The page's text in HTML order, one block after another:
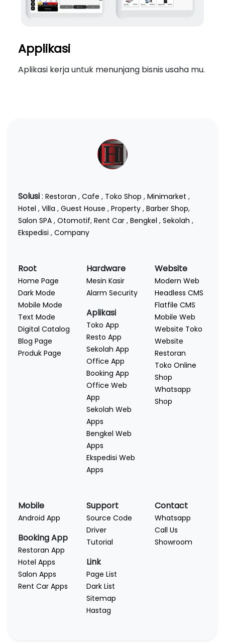
Applikasi
Aplikasi kerja untuk menunjang bisnis usaha mu.
Solusi: Restoran , Cafe , Toko Shop , Minimarket ,
Hotel , Villa , Guest House , Property , Barber Shop,
Salon SPA , Otomotif, Rent Car , Bengkel , Sekolah ,
Ekspedisi , Company
Root
Home Page
Dark Mode
Mobile Mode
Text Mode
Digital Catalog
Blog Page
Produk Page
Hardware
Mesin Kasir
Alarm Security
Aplikasi
Toko App
Resto App
Sekolah App
Office App
Booking App
Office Web
App
Sekolah Web
Apps
Bengkel Web
Apps
Ekspedisi Web
Apps
Website
Modern Web
Headless CMS
Flatfile CMS
Mobile Web
Website Toko
Website
Restoran
Toko Online
Shop
Whatsapp
Shop
Mobile
Android App
Booking App
Restoran App
Hotel Apps
Salon Apps
Rent Car Apps
Support
Source Code
Driver
Tutorial
Link
Page List
Dark List
Sitemap
Hastag
Contact
Whatsapp
Call Us
Showroom